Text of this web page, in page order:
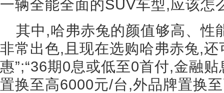
一辆全能全面的SUV车型,应该怎
其中,哈弗赤兔的颜值够高、性
非常出色,且现在选购哈弗赤兔,
惠”;“36期0息或低至0首付,金融
置换至高6000元/台,外品牌置换